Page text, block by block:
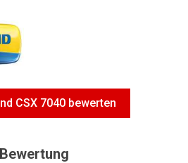
Hoflader
CSX 7040 bewerten